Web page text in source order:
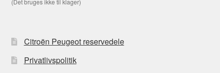
Citroën Peugeot reservedele
Privatlivspolitik